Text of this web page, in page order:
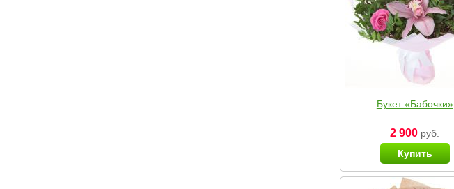
Букет «Бабочки»
2 900 руб.
Купить